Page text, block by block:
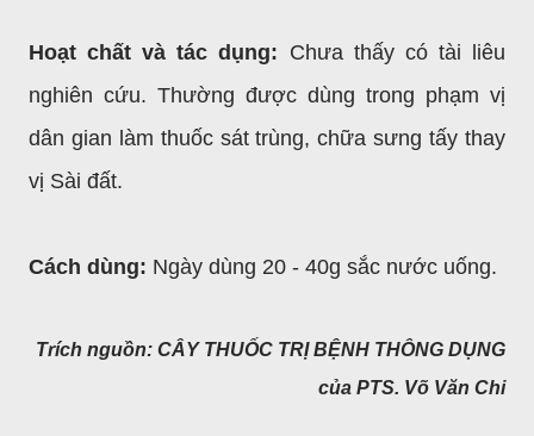
Hoạt chất và tác dụng: Chưa thấy có tài liêu
nghiên cứu. Thường được dùng trong phạm vị
dân gian làm thuốc sát trùng, chữa sưng tấy thay
vị Sài đất.
Cách dùng: Ngày dùng 20 - 40g sắc nước uống.
Trích nguồn: CÂY THUỐC TRỊ BỆNH THÔNG DỤNG
của PTS. Võ Văn Chi